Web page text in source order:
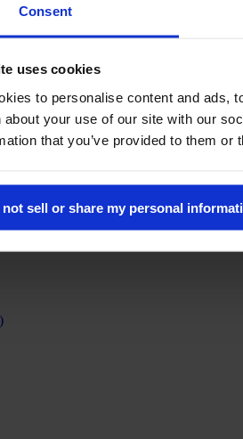
Consent
uses cookies
to personalise content and ads,
about your use of our site with our
that you’ve provided to them
not sell or share my personal
sous-domaines. La plupart des sites
électronique.
icône en forme de cadenas.